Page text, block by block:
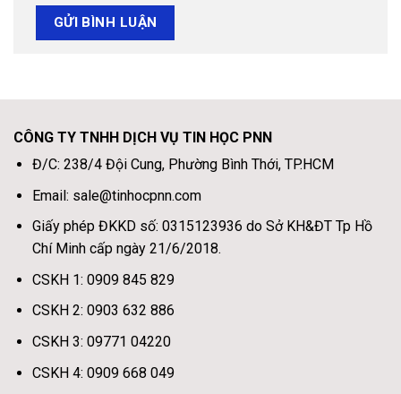
CÔNG TY TNHH DỊCH VỤ TIN HỌC PNN
Đ/C: 238/4 Đội Cung, Phường Bình Thới, TP.HCM
Email: sale@tinhocpnn.com
Giấy phép ĐKKD số: 0315123936 do Sở KH&ĐT Tp Hồ
Chí Minh cấp ngày 21/6/2018.
CSKH 1: 0909 845 829
CSKH 2: 0903 632 886
CSKH 3: 09771 04220
CSKH 4: 0909 668 049